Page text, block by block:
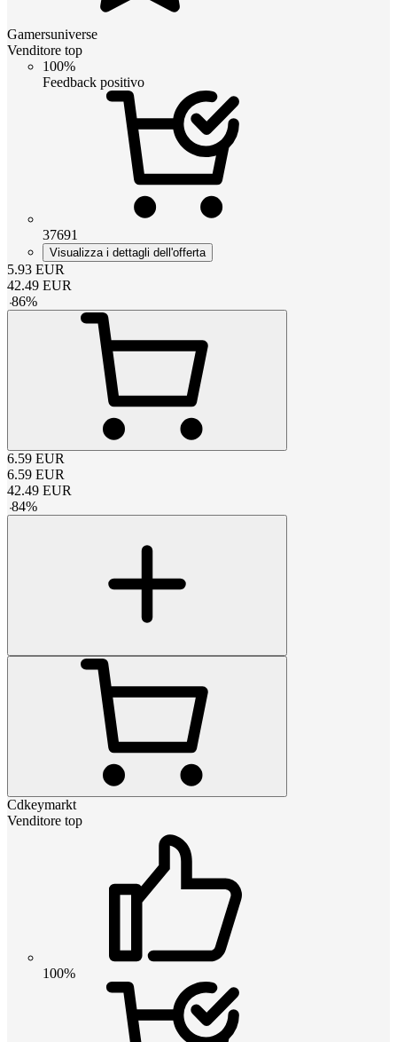
Gamersuniverse
Venditore top
100%
Feedback positivo
37691
Visualizza i dettagli dell'offerta
5.93 EUR
42.49 EUR
-86%
6.59 EUR
6.59 EUR
42.49 EUR
-84%
Cdkeymarkt
Venditore top
100%